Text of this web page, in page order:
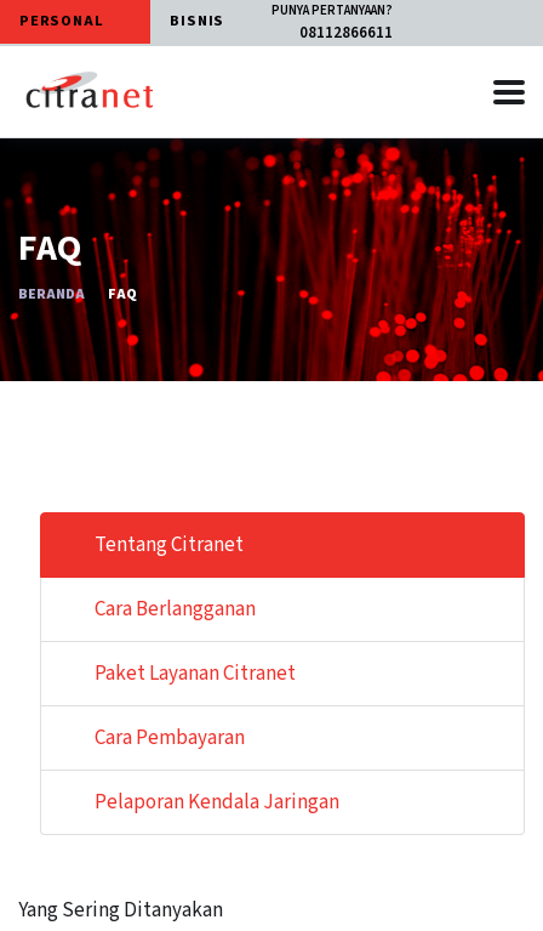
PERSONAL BISNIS PUNYA PERTANYAAN?
08112866611
FAQ
BERANDA FAQ
Tentang Citranet
Cara Berlangganan
Paket Layanan Citranet
Cara Pembayaran
Pelaporan Kendala Jaringan
Yang Sering Ditanyakan